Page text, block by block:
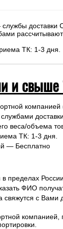
доставки
ТК: 1-3 дня.
и
веса/объема
ТК: 1-3 дня.
— Бесплатно
в пределах
ФИО
с Вами